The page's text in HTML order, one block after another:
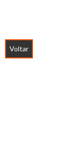
Voltar